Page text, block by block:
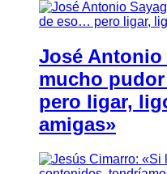
José Antonio
mucho
pero ligar,
amigas»